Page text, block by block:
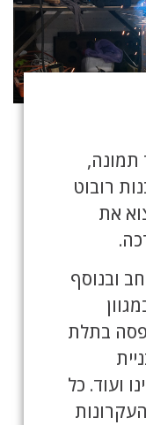
תמונה,
רובוט
את
ובנוסף
בתלת
ועוד. כל